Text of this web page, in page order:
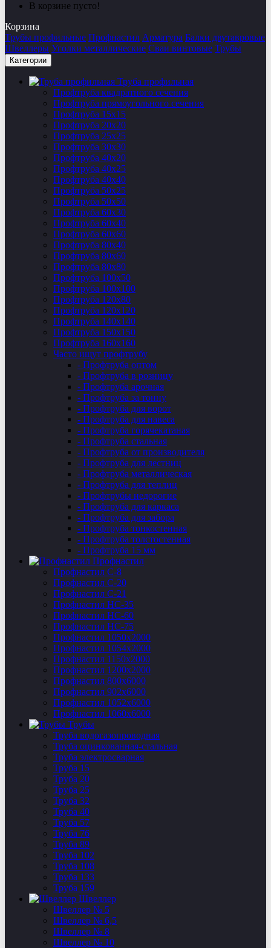
В корзине пусто!
Корзина
Трубы профильные Профнастил Арматура Балки двутавровые
Швеллеры Уголки металлические Сваи винтовые Трубы
Категории
Труба профильная
Профтруба квадратного сечения
Профтруба прямоугольного сечения
Профтруба 15х15
Профтруба 20х20
Профтруба 25х25
Профтруба 30х30
Профтруба 40х20
Профтруба 40х25
Профтруба 40х40
Профтруба 50х25
Профтруба 50х50
Профтруба 60х30
Профтруба 60х40
Профтруба 60х60
Профтруба 80х40
Профтруба 80х60
Профтруба 80х80
Профтруба 100х50
Профтруба 100х100
Профтруба 120х80
Профтруба 120х120
Профтруба 140х140
Профтруба 150х150
Профтруба 160х160
Часто ищут профтрубу
- Профтруба оптом
- Профтруба в розницу
- Профтруба арочная
- Профтруба за тонну
- Профтруба для ворот
- Профтруба для навеса
- Профтруба горячекатаная
- Профтруба стальная
- Профтруба от производителя
- Профтруба для лестниц
- Профтруба металлическая
- Профтруба для теплиц
- Профтрубы недорогие
- Профтруба для каркаса
- Профтруба для забора
- Профтруба тонкостенная
- Профтруба толстостенная
- Профтруба 15 мм
Профнастил
Профнастил C-8
Профнастил С-20
Профнастил C-21
Профнастил НС-35
Профнастил НС-60
Профнастил НС-75
Профнастил 1050х2000
Профнастил 1054х2000
Профнастил 1150х2000
Профнастил 1200х2000
Профнастил 800х6000
Профнастил 902х6000
Профнастил 1052х6000
Профнастил 1060х6000
Трубы
Труба водогазопроводная
Труба оцинкованная-стальная
Труба электросварная
Труба 15
Труба 20
Труба 25
Труба 32
Труба 40
Труба 57
Труба 76
Труба 89
Труба 102
Труба 108
Труба 133
Труба 159
Швеллер
Швеллер № 5
Швеллер № 6,5
Швеллер № 8
Швеллер № 10